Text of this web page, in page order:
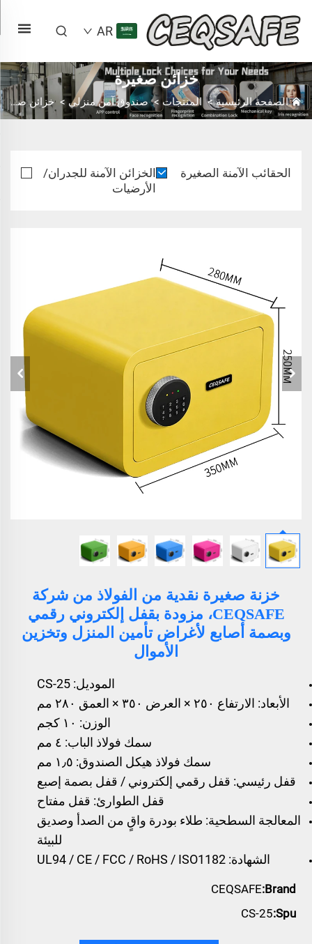
AR
خزائن صغيرة
الصفحة الرئيسية> المنتجات >صندوق آمن منزلي>خزائن صغيرة
الحقائب الآمنة الصغيرة
الخزائن الآمنة للجدران/
الأرضيات
خزنة صغيرة نقدية من الفولاذ من شركة
CEQSAFE، مزودة بقفل إلكتروني رقمي
وبصمة أصابع لأغراض تأمين المنزل وتخزين
الأموال
الموديل: CS-25
الأبعاد: الارتفاع ٢٥٠ × العرض ٣٥٠ × العمق ٢٨٠ مم
الوزن: ١٠ كجم
سمك فولاذ الباب: ٤ مم
سمك فولاذ هيكل الصندوق: ١٫٥ مم
قفل رئيسي: قفل رقمي إلكتروني / قفل بصمة إصبع
قفل الطوارئ: قفل مفتاح
المعالجة السطحية: طلاء بودرة واقٍ من الصدأ وصديق
للبيئة
الشهادة: UL94 / CE / FCC / RoHS / ISO1182
Brand:
CEQSAFE
Spu:
CS-25